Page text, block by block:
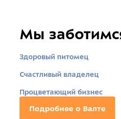
Мы
Здоровый питомец
Счастливый владелец
Процветающий бизнес
Подробнее о Валте